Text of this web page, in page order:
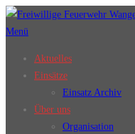
Zum
Inhalt
Menü
Aktuelles
Einsätze
Einsatz Archiv
Über uns
Organisation